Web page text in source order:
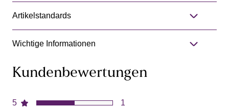
Artikelstandards
Wichtige Informationen
Kundenbewertungen
5
1